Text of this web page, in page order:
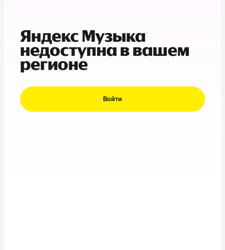
Яндекс Музыка
недоступна в вашем
регионе
Войти